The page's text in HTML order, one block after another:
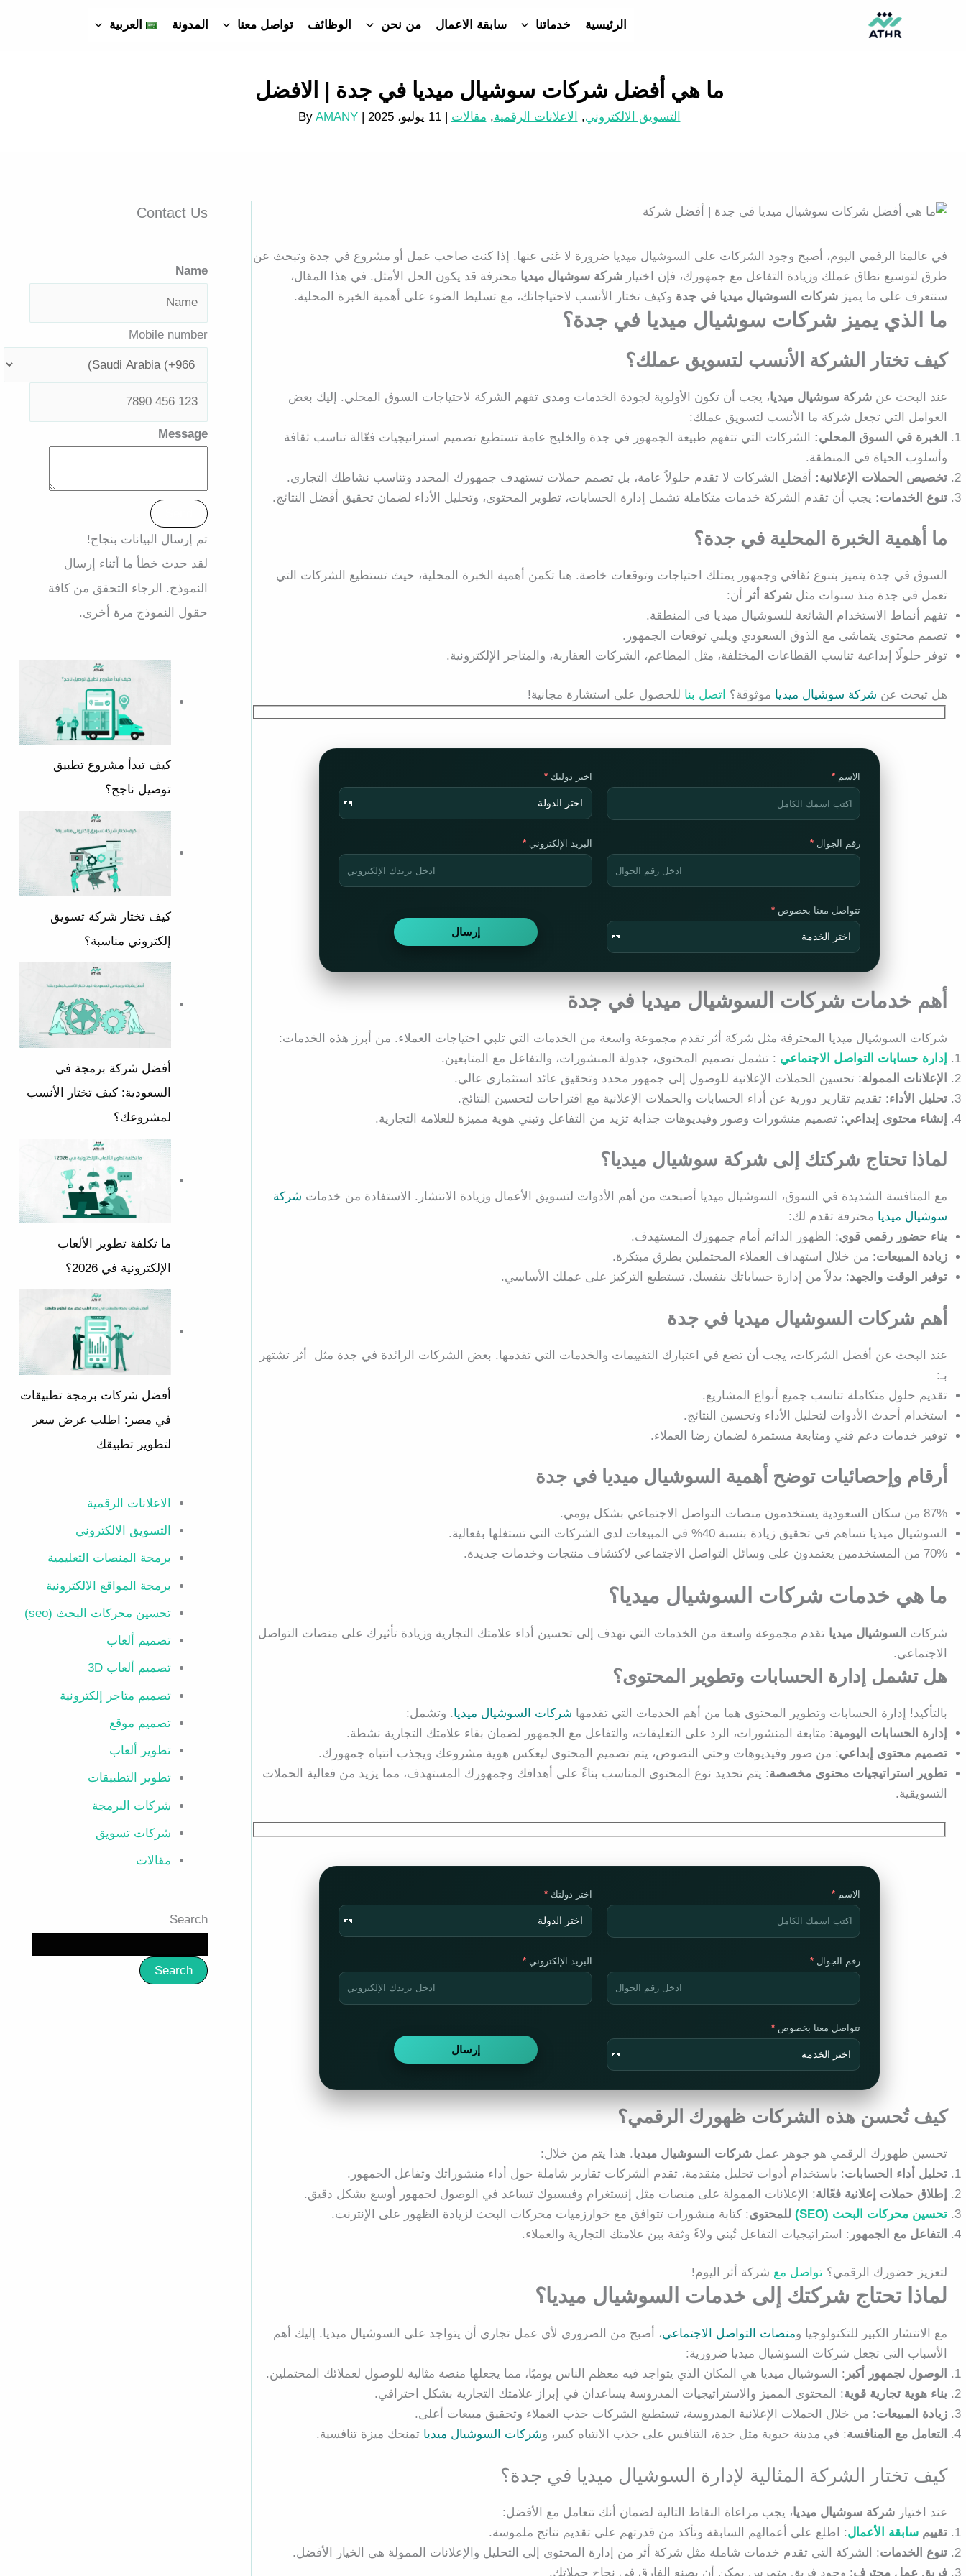
الرئيسية خدماتنا سابقة الاعمال من نحن الوظائف تواصل معنا المدونة العربية
ما هي أفضل شركات سوشيال ميديا في جدة | الافضل
التسويق الالكتروني, الاعلانات الرقمية, مقالات |11 يوليو، 2025 | By
AMANY
في عالمنا الرقمي اليوم، أصبح وجود الشركات على السوشيال ميديا ضرورة لا غنى عنها. إذا كنت صاحب عمل أو مشروع في جدة وتبحث عن
طرق لتوسيع نطاق عملك وزيادة التفاعل مع جمهورك، فإن اختيار شركة سوشيال ميديا محترفة قد يكون الحل الأمثل. في هذا المقال،
سنتعرف على ما يميز شركات السوشيال ميديا في جدة وكيف تختار الأنسب لاحتياجاتك، مع تسليط الضوء على أهمية الخبرة المحلية.
ما الذي يميز شركات سوشيال ميديا في جدة؟
كيف تختار الشركة الأنسب لتسويق عملك؟
عند البحث عن شركة سوشيال ميديا، يجب أن تكون الأولوية لجودة الخدمات ومدى تفهم الشركة لاحتياجات السوق المحلي. إليك بعض
العوامل التي تجعل شركة ما الأنسب لتسويق عملك:
الخبرة في السوق المحلي: الشركات التي تتفهم طبيعة الجمهور في جدة والخليج عامة تستطيع تصميم استراتيجيات فعّالة تناسب ثقافة
وأسلوب الحياة في المنطقة.
تخصيص الحملات الإعلانية: أفضل الشركات لا تقدم حلولاً عامة، بل تصمم حملات تستهدف جمهورك المحدد وتناسب نشاطك التجاري.
تنوع الخدمات: يجب أن تقدم الشركة خدمات متكاملة تشمل إدارة الحسابات، تطوير المحتوى، وتحليل الأداء لضمان تحقيق أفضل النتائج.
ما أهمية الخبرة المحلية في جدة؟
السوق في جدة يتميز بتنوع ثقافي وجمهور يمتلك احتياجات وتوقعات خاصة. هنا تكمن أهمية الخبرة المحلية، حيث تستطيع الشركات التي
تعمل في جدة منذ سنوات مثل شركة أثر
أن:
تفهم أنماط الاستخدام الشائعة للسوشيال ميديا في المنطقة.
تصمم محتوى يتماشى مع
الذوق السعودي ويلبي توقعات الجمهور.
توفر حلولًا إبداعية تناسب
القطاعات المختلفة، مثل المطاعم، الشركات العقارية، والمتاجر الإلكترونية.
هل تبحث عن شركة سوشيال ميديا موثوقة؟ اتصل بنا للحصول على استشارة مجانية!
الاسم اختر دولتك
رقم الجوال البريد الإلكتروني
تتواصل معنا بخصوص
أهم خدمات شركات السوشيال ميديا في جدة
شركات السوشيال ميديا المحترفة مثل شركة أثر تقدم مجموعة واسعة من الخدمات التي تلبي احتياجات العملاء. من أبرز هذه الخدمات:
إدارة حسابات التواصل الاجتماعي : تشمل تصميم المحتوى، جدولة المنشورات، والتفاعل مع المتابعين.
الإعلانات الممولة: تحسين الحملات الإعلانية للوصول إلى جمهور محدد وتحقيق عائد استثماري عالي.
تحليل الأداء: تقديم تقارير دورية عن أداء الحسابات والحملات الإعلانية مع اقتراحات لتحسين النتائج.
إنشاء محتوى إبداعي: تصميم منشورات وصور وفيديوهات جذابة تزيد من التفاعل وتبني هوية مميزة للعلامة التجارية.
لماذا تحتاج شركتك إلى شركة سوشيال ميديا؟
مع المنافسة الشديدة في السوق، السوشيال ميديا أصبحت من أهم الأدوات لتسويق الأعمال وزيادة الانتشار. الاستفادة من خدمات شركة
سوشيال ميديا محترفة تقدم لك:
بناء حضور رقمي قوي: الظهور الدائم أمام جمهورك المستهدف.
زيادة المبيعات: من خلال استهداف العملاء المحتملين بطرق مبتكرة.
توفير الوقت والجهد: بدلاً من إدارة حساباتك بنفسك، تستطيع التركيز على عملك الأساسي.
أهم شركات السوشيال ميديا في جدة
عند البحث عن أفضل الشركات، يجب أن تضع في اعتبارك التقييمات والخدمات التي تقدمها. بعض الشركات الرائدة في جدة مثل أثر تشتهر
بـ:
تقديم حلول متكاملة تناسب جميع أنواع المشاريع.
استخدام أحدث الأدوات لتحليل الأداء وتحسين النتائج.
توفير خدمات دعم فني ومتابعة مستمرة لضمان رضا العملاء.
أرقام وإحصائيات توضح أهمية السوشيال ميديا في جدة
87% من سكان السعودية
يستخدمون منصات التواصل الاجتماعي بشكل يومي.
السوشيال ميديا تساهم في تحقيق زيادة بنسبة 40% في المبيعات
لدى الشركات التي تستغلها بفعالية.
70% من المستخدمين
يعتمدون على وسائل التواصل الاجتماعي لاكتشاف منتجات وخدمات جديدة.
ما هي خدمات شركات السوشيال ميديا؟
شركات السوشيال ميديا تقدم مجموعة واسعة من الخدمات التي تهدف إلى تحسين أداء علامتك التجارية وزيادة تأثيرك على منصات التواصل
الاجتماعي.
هل تشمل إدارة الحسابات وتطوير المحتوى؟
بالتأكيد! إدارة الحسابات وتطوير المحتوى هما من أهم الخدمات التي تقدمها شركات السوشيال ميديا. وتشمل:
إدارة الحسابات اليومية: متابعة المنشورات، الرد على التعليقات، والتفاعل مع الجمهور لضمان بقاء علامتك التجارية نشطة.
تصميم محتوى إبداعي: من صور وفيديوهات وحتى النصوص، يتم تصميم المحتوى ليعكس هوية مشروعك ويجذب انتباه جمهورك.
تطوير استراتيجيات محتوى مخصصة: يتم تحديد نوع المحتوى المناسب بناءً على أهدافك وجمهورك المستهدف، مما يزيد من فعالية الحملات
التسويقية.
الاسم اختر دولتك
رقم الجوال البريد الإلكتروني
تتواصل معنا بخصوص
كيف تُحسن هذه الشركات ظهورك الرقمي؟
تحسين ظهورك الرقمي هو جوهر عمل شركات السوشيال ميديا. هذا يتم من خلال:
تحليل أداء الحسابات: باستخدام أدوات تحليل متقدمة، تقدم الشركات تقارير شاملة حول أداء منشوراتك وتفاعل الجمهور.
إطلاق حملات إعلانية فعّالة: الإعلانات الممولة على منصات مثل إنستغرام وفيسبوك تساعد في الوصول لجمهور أوسع بشكل دقيق.
تحسين محركات البحث (SEO)
للمحتوى: كتابة منشورات تتوافق مع خوارزميات محركات البحث لزيادة الظهور على الإنترنت.
التفاعل مع الجمهور : استراتيجيات التفاعل تُبني ولاءً وثقة بين علامتك التجارية والعملاء.
لتعزيز حضورك الرقمي؟ تواصل مع شركة أثر اليوم!
لماذا تحتاج شركتك إلى خدمات السوشيال ميديا؟
مع الانتشار الكبير للتكنولوجيا ومنصات التواصل الاجتماعي، أصبح من الضروري لأي عمل تجاري أن يتواجد على السوشيال ميديا. إليك أهم
الأسباب التي تجعل شركات السوشيال ميديا ضرورية:
الوصول لجمهور أكبر : السوشيال ميديا هي المكان الذي يتواجد فيه معظم الناس يوميًا، مما يجعلها منصة مثالية للوصول لعملائك المحتملين.
بناء هوية تجارية قوية: المحتوى المميز والاستراتيجيات المدروسة يساعدان في إبراز علامتك التجارية بشكل احترافي.
زيادة المبيعات: من خلال الحملات الإعلانية المدروسة، تستطيع الشركات جذب العملاء وتحقيق مبيعات أعلى.
التعامل مع المنافسة: في مدينة حيوية مثل جدة، التنافس على جذب الانتباه كبير، وشركات السوشيال ميديا تمنحك ميزة تنافسية.
كيف تختار الشركة المثالية لإدارة السوشيال ميديا في جدة؟
عند اختيار شركة سوشيال ميديا، يجب مراعاة النقاط التالية لضمان أنك تتعامل مع الأفضل:
تقييم سابقة الأعمال: اطلع على أعمالهم السابقة وتأكد من قدرتهم على تقديم نتائج ملموسة.
تنوع الخدمات: الشركة التي تقدم خدمات شاملة مثل شركة أثر من إدارة المحتوى إلى التحليل والإعلانات الممولة هي الخيار الأفضل.
فريق عمل محترف: وجود فريق متمرس يمكن أن يصنع الفارق في نجاح حملاتك.
Contact Us
Name
Mobile number
Message
تم إرسال البيانات بنجاح!
لقد حدث خطأ ما أثناء إرسال
النموذج. الرجاء التحقق من كافة
حقول النموذج مرة أخرى.
كيف تبدأ مشروع تطبيق
توصيل ناجح؟
كيف تختار شركة تسويق
إلكتروني مناسبة؟
أفضل شركة برمجة في
السعودية: كيف تختار الأنسب
لمشروعك؟
ما تكلفة تطوير الألعاب
الإلكترونية في 2026؟
أفضل شركات برمجة تطبيقات
في مصر: اطلب عرض سعر
لتطوير تطبيقك
الاعلانات الرقمية
التسويق الالكتروني
برمجة المنصات التعليمية
برمجة المواقع الالكترونية
تحسين محركات البحث (seo)
تصميم ألعاب
تصميم ألعاب 3D
تصميم متاجر إلكترونية
تصميم موقع
تطوير ألعاب
تطوير التطبيقات
شركات البرمجة
شركات تسويق
مقالات
Search
Search